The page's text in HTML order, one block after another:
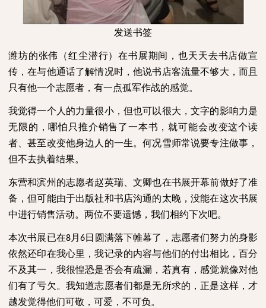
发送书签
潍坊的张伟（红尘潜行）在书展期间，也天天去书店做宣
传，在与他通话了解情况时，他说书店客流量不够大，而且
只有他一个志愿者，有一点孤军作战的感觉。
我觉得一个人的力量很小，但也可以很大，文字的影响力是
无限的，哪怕只推介销售了一本书，就可能会改变这个读
者、甚至改变他身边人的一生。何况雪师常说要专注做事，
但不去执着结果。
东营和滨州的志愿者赵英瑞、文卿也在书展开幕前做好了准
备，但可能由于出版社和书店沟通的太晚，没能在这次书展
中进行销售活动。两位不要遗憾，我们相约下次吧。
本次书展已在8月6日圆满落下帷幕了，志愿者们努力的身影
依然还印在我心里，我记录的内容与他们的付出相比，百分
不及其一，我很惶恐是否会有疏漏，若真有，感觉就像对他
们有了亏欠。我知道志愿者们都是无所求的，正是这样，才
越发觉得他们可敬，可爱，不可负。